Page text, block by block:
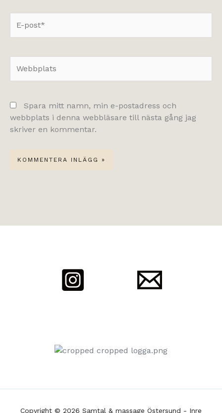
post*
Spara mitt namn, min e-postadress och
webbplats i denna webbläsare till nästa gång jag
skriver en kommentar.
Copyright © 2026 Samtal & massage Östersund - Inre